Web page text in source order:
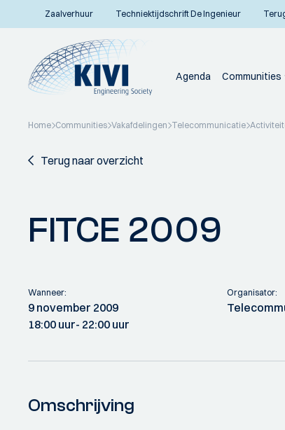
Zaalverhuur Techniektijdschrift De Ingenieur
Agenda Communities
Home Communities Vakafdelingen Telecommunicatie
Terug naar overzicht
FITCE 2009
Wanneer:
9 november 2009
18:00 uur- 22:00 uur
Organisator:
Omschrijving